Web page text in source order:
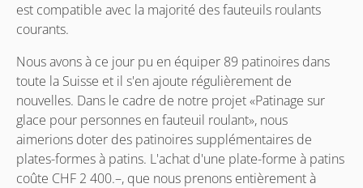
est compatible avec la majorité des fauteuils roulants
courants.
Nous avons à ce jour pu en équiper 89 patinoires dans
toute la Suisse et il s'en ajoute régulièrement de
nouvelles. Dans le cadre de notre projet «Patinage sur
glace pour personnes en fauteuil roulant», nous
aimerions doter des patinoires supplémentaires de
plates-formes à patins. L'achat d'une plate-forme à patins
coûte CHF 2 400.–, que nous prenons entièrement à